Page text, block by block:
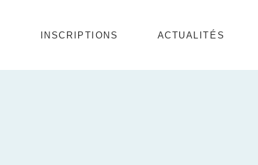
INSCRIPTIONS ACTUALITÉS
Ados / Adultes